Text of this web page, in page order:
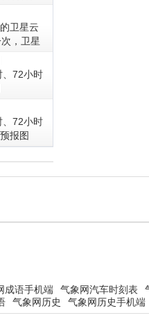
卫星云
，卫星
、72小时
、72小时
报图
成语手机端 气象网汽车时刻表
气象网历史 气象网历史手机端